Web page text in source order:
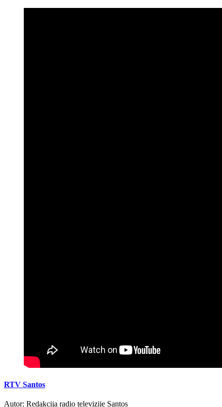
RTV Santos
Autor: Redakcija radio televizije Santos